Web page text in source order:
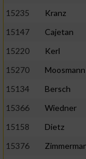
15235
Kranz
15147
Cajetan
15220
Kerl
15270
Moosmann
15134
Bersch
15366
Wiedner
15158
Dietz
15376